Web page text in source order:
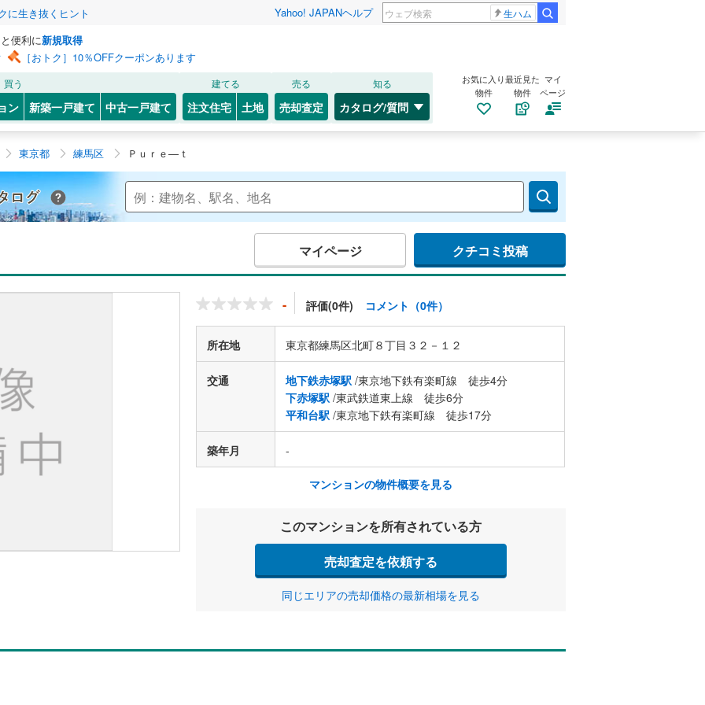
生き抜くヒント Yahoo! JAPANヘルプ 生ハム
便利に新規取得
［おトク］10％OFFクーポンあります
買う
ン 新築一戸建て 中古一戸建て
建てる
注文住宅 土地
売る
売却査定
知る
カタログ/質問
お気に入り
物件
最近見た
物件
マイ
ページ
東京都 練馬区 Ｐｕｒｅ―ｔ
Yahoo!不動産 マンションカタログ
マイページ クチコミ投稿
- 評価(0件) コメント（0件）
所在地 東京都練馬区北町８丁目３２－１２
交通 地下鉄赤塚駅 /東京地下鉄有楽町線 徒歩4分
下赤塚駅 /東武鉄道東上線 徒歩6分
平和台駅 /東京地下鉄有楽町線 徒歩17分
築年月 -
マンションの物件概要を見る
このマンションを所有されている方
売却査定を依頼する
同じエリアの売却価格の最新相場を見る